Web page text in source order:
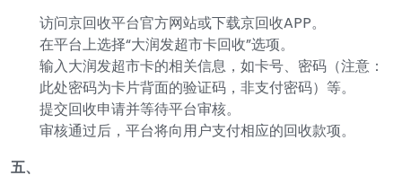
访问京回收平台官方网站或下载京回收APP。
在平台上选择“大润发超市卡回收”选项。
输入大润发超市卡的相关信息，如卡号、密码（注意：
此处密码为卡片背面的验证码，非支付密码）等。
提交回收申请并等待平台审核。
审核通过后，平台将向用户支付相应的回收款项。
五、